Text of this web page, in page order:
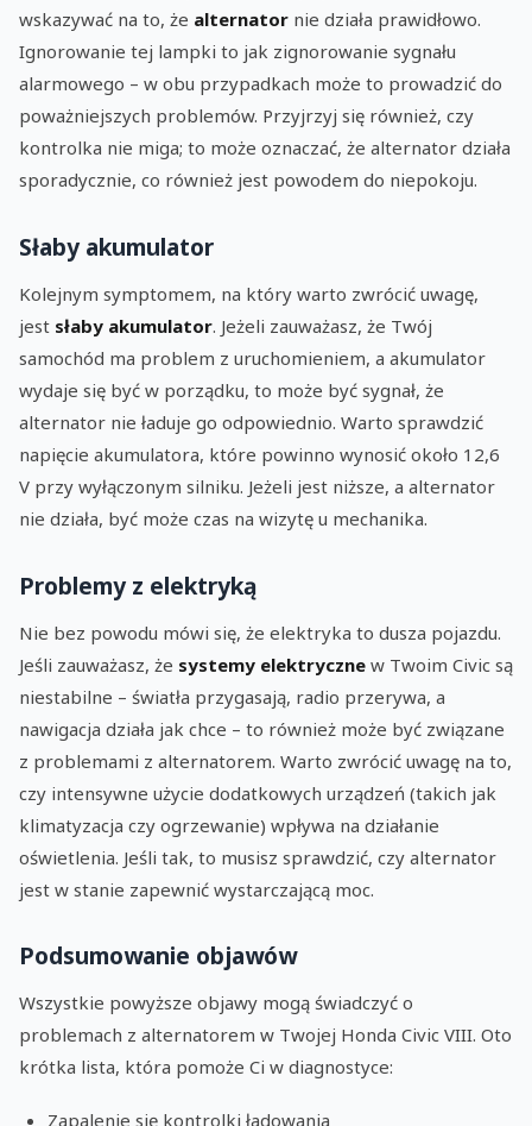
wskazywać na to, że alternator nie działa prawidłowo.
Ignorowanie tej lampki to jak zignorowanie sygnału
alarmowego – w obu przypadkach może to prowadzić do
poważniejszych problemów. Przyjrzyj się również, czy
kontrolka nie miga; to może oznaczać, że alternator działa
sporadycznie, co również jest powodem do niepokoju.
Słaby akumulator
Kolejnym symptomem, na który warto zwrócić uwagę,
jest słaby akumulator. Jeżeli zauważasz, że Twój
samochód ma problem z uruchomieniem, a akumulator
wydaje się być w porządku, to może być sygnał, że
alternator nie ładuje go odpowiednio. Warto sprawdzić
napięcie akumulatora, które powinno wynosić około 12,6
V przy wyłączonym silniku. Jeżeli jest niższe, a alternator
nie działa, być może czas na wizytę u mechanika.
Problemy z elektryką
Nie bez powodu mówi się, że elektryka to dusza pojazdu.
Jeśli zauważasz, że systemy elektryczne w Twoim Civic są
niestabilne – światła przygasają, radio przerywa, a
nawigacja działa jak chce – to również może być związane
z problemami z alternatorem. Warto zwrócić uwagę na to,
czy intensywne użycie dodatkowych urządzeń (takich jak
klimatyzacja czy ogrzewanie) wpływa na działanie
oświetlenia. Jeśli tak, to musisz sprawdzić, czy alternator
jest w stanie zapewnić wystarczającą moc.
Podsumowanie objawów
Wszystkie powyższe objawy mogą świadczyć o
problemach z alternatorem w Twojej Honda Civic VIII. Oto
krótka lista, która pomoże Ci w diagnostyce:
Zapalenie się kontrolki ładowania